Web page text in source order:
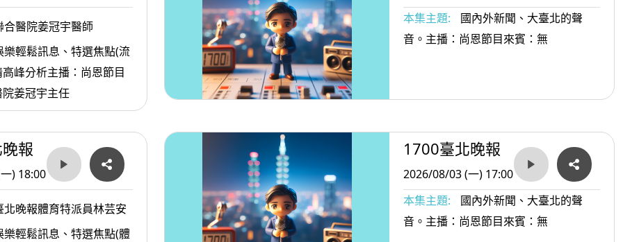
醫院姜冠宇醫師
輕鬆訊息、特選焦點(流
峰分析主播：尚恩節目
姜冠宇主任
本集主題:
國內外新聞、大臺北的聲
音。主播：尚恩節目來賓：無
報
) 18:00
晚報體育特派員林芸安
輕鬆訊息、特選焦點(體
1700臺北晚報
2026/08/03 (一) 17:00
本集主題:
國內外新聞、大臺北的聲
音。主播：尚恩節目來賓：無